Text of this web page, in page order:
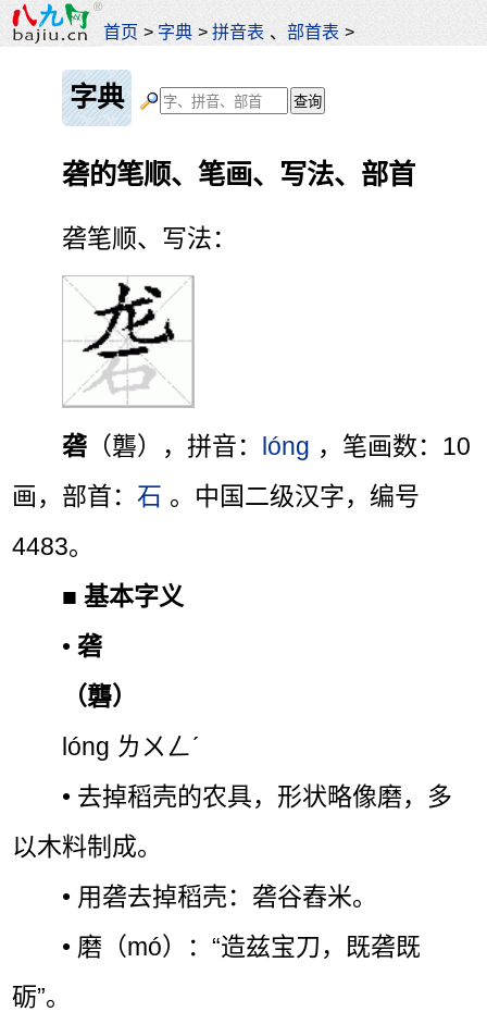
首页 > 字典 >拼音表 、部首表 >
字典
砻的笔顺、笔画、写法、部首
砻笔顺、写法：
砻 （礱），拼音： lóng ，笔画数：10
画，部首：石 。中国二级汉字，编号
4483。
■基本字义
•砻
（礱）
lóng ㄌㄨㄥˊ
• 去掉稻壳的农具，形状略像磨，多
以木料制成。
• 用砻去掉稻壳：砻谷舂米。
• 磨（mó）：“造兹宝刀，既砻既
砺”。